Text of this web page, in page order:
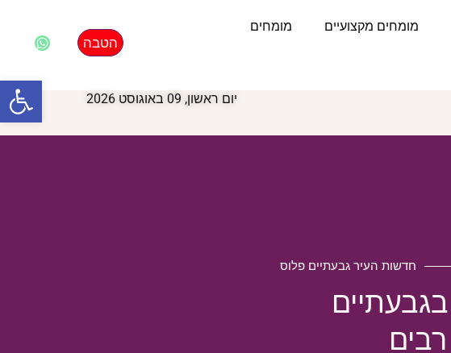
מומחים מקצועיים מומחים
הטבה
יום ראשון, 09 באוגוסט 2026
חדשות העיר גבעתיים פלוס
ארועי שבוע הגאווה 2022 בגבעתיים
פתח